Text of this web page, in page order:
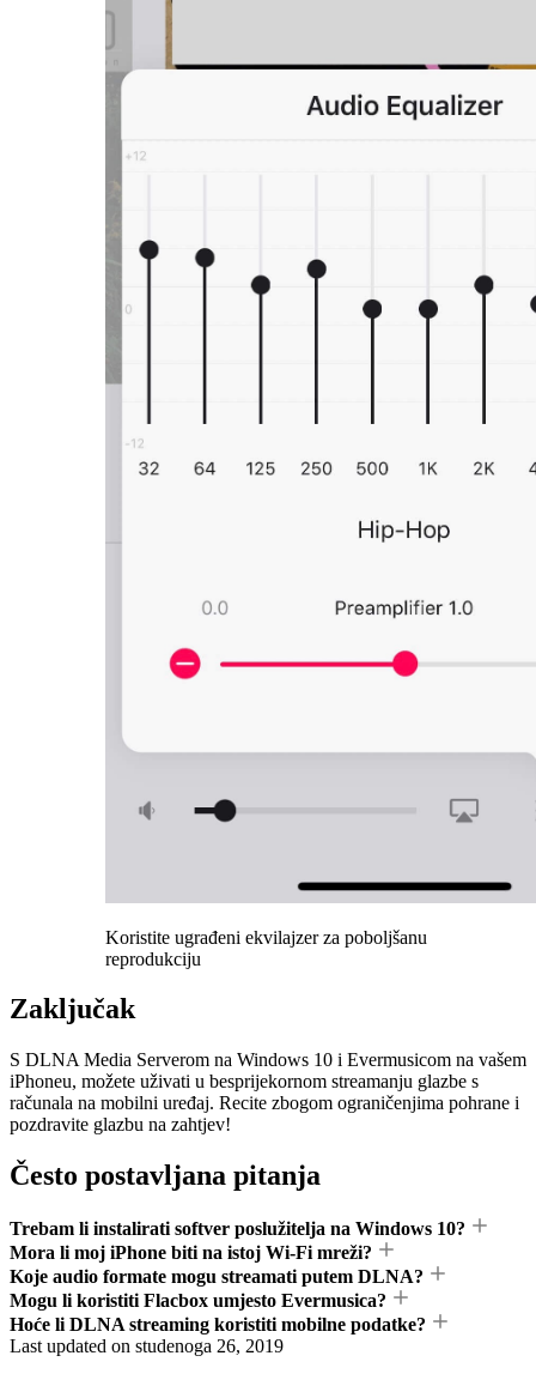
Koristite ugrađeni ekvilajzer za poboljšanu
reprodukciju
Zaključak
S DLNA Media Serverom na Windows 10 i Evermusicom na vašem
iPhoneu, možete uživati u besprijekornom streamanju glazbe s
računala na mobilni uređaj. Recite zbogom ograničenjima pohrane i
pozdravite glazbu na zahtjev!
Često postavljana pitanja
Trebam li instalirati softver poslužitelja na Windows 10?
Mora li moj iPhone biti na istoj Wi-Fi mreži?
Koje audio formate mogu streamati putem DLNA?
Mogu li koristiti Flacbox umjesto Evermusica?
Hoće li DLNA streaming koristiti mobilne podatke?
Last updated on studenoga 26, 2019